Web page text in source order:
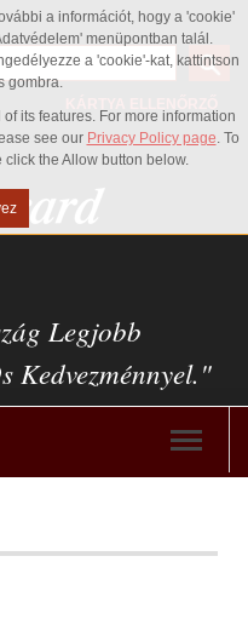
a információt, hogy a 'cookie'
menüpontban talál.
a 'cookie'-kat, kattintson
gombra.
its features. For more information
see our Privacy Policy page. To
the Allow button below.
Legjobb
Kedvezménnyel."